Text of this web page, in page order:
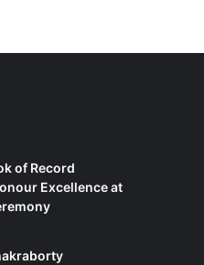
of Record
Excellence at